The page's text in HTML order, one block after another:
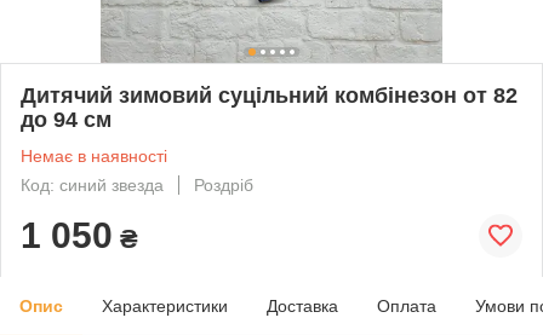
Дитячий зимовий суцільний комбінезон от 82
до 94 см
Немає в наявності
Код: синий звезда
Роздріб
1 050 ₴
Опис Характеристики Доставка Оплата Умови